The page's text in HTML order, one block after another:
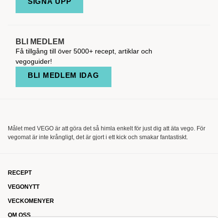
BLI MEDLEM
Få tillgång till över 5000+ recept, artiklar och
vegoguider!
BLI MEDLEM IDAG
Målet med VEGO är att göra det så himla enkelt för just dig att äta vego. För
vegomat är inte krångligt, det är gjort i ett kick och smakar fantastiskt.
RECEPT
VEGONYTT
VECKOMENYER
OM OSS